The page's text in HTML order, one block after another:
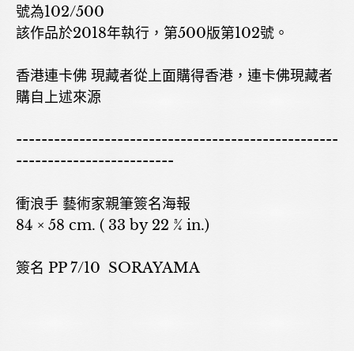
號為102/500
該作品於2018年執行，第500版第102號。
香港連卡佛 現藏者從上面購得香港，連卡佛現藏者
購自上述來源
---------------------------------------------------
-------------------------
衝浪手 藝術家親筆簽名海報
84 × 58 cm. ( 33 by 22 ¾ in.)
簽名 PP 7/10 SORAYAMA